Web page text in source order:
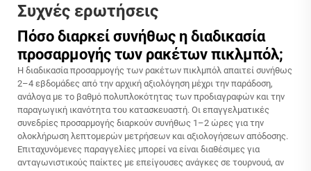
Συχνές ερωτήσεις
Πόσο διαρκεί συνήθως η διαδικασία
προσαρμογής των ρακέτων πικλμπόλ;
Η διαδικασία προσαρμογής των ρακέτων πικλμπόλ απαιτεί συνήθως
2–4 εβδομάδες από την αρχική αξιολόγηση μέχρι την παράδοση,
ανάλογα με το βαθμό πολυπλοκότητας των προδιαγραφών και την
παραγωγική ικανότητα του κατασκευαστή. Οι επαγγελματικές
συνεδρίες προσαρμογής διαρκούν συνήθως 1–2 ώρες για την
ολοκλήρωση λεπτομερών μετρήσεων και αξιολογήσεων απόδοσης.
Επιταχυνόμενες παραγγελίες μπορεί να είναι διαθέσιμες για
ανταγωνιστικούς παίκτες με επείγουσες ανάγκες σε τουρνουά, αν